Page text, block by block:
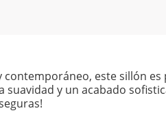
contemporáneo, este sillón
y un acabado